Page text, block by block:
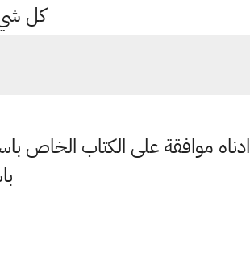
كل
ادناه موافقة على الكتاب الخاص